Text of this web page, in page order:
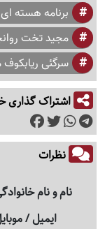
برنامه هسته ای
مجید تخت
سرگئی
اشتراک گذاری
نظرات
نام و نام
ایمیل /